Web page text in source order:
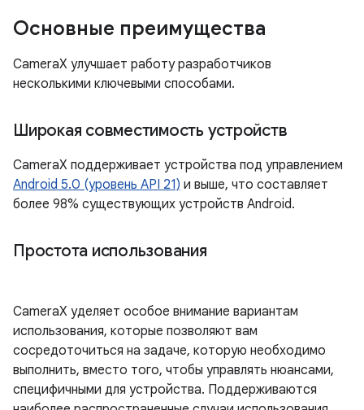
Основные преимущества
CameraX улучшает работу разработчиков
несколькими ключевыми способами.
Широкая совместимость устройств
CameraX поддерживает устройства под управлением
Android 5.0 (уровень API 21) и выше, что составляет
более 98% существующих устройств Android.
Простота использования
CameraX уделяет особое внимание вариантам
использования, которые позволяют вам
сосредоточиться на задаче, которую необходимо
выполнить, вместо того, чтобы управлять нюансами,
специфичными для устройства. Поддерживаются